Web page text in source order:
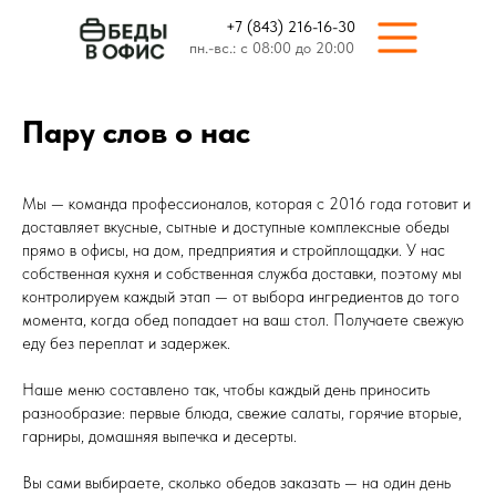
пн.-вс.: с 08:00 до 20:00
+7 (843) 216-16-30
Пару слов о нас
Мы — команда профессионалов, которая с 2016 года готовит и
доставляет вкусные, сытные и доступные комплексные обеды
прямо в офисы, на дом, предприятия и стройплощадки. У нас
собственная кухня и собственная служба доставки, поэтому мы
контролируем каждый этап — от выбора ингредиентов до того
момента, когда обед попадает на ваш стол. Получаете свежую
еду без переплат и задержек.
Наше меню составлено так, чтобы каждый день приносить
разнообразие: первые блюда, свежие салаты, горячие вторые,
гарниры, домашняя выпечка и десерты.
Вы сами выбираете, сколько обедов заказать — на один день